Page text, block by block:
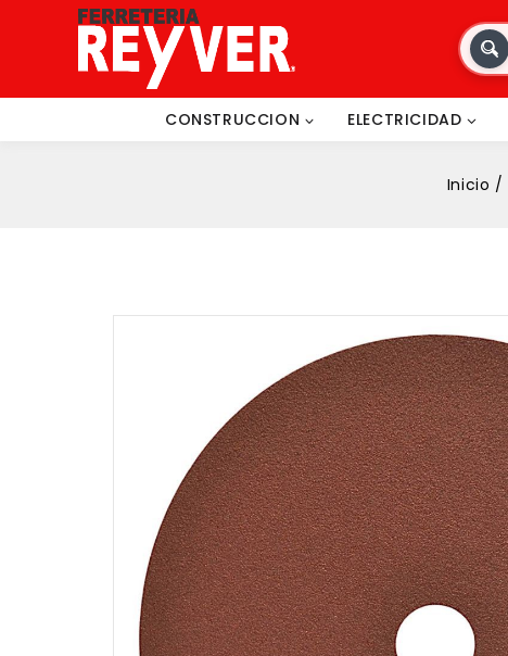
CONSTRUCCION ELECTRICIDAD
Inicio /